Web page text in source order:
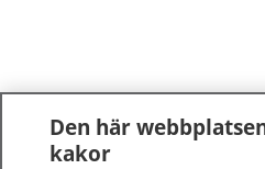
Den här
kakor